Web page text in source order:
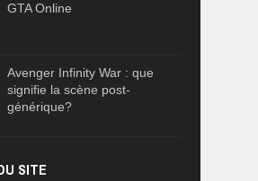
GTA Online
Avenger Infinity War : que
signifie la scène post-
générique?
SITE